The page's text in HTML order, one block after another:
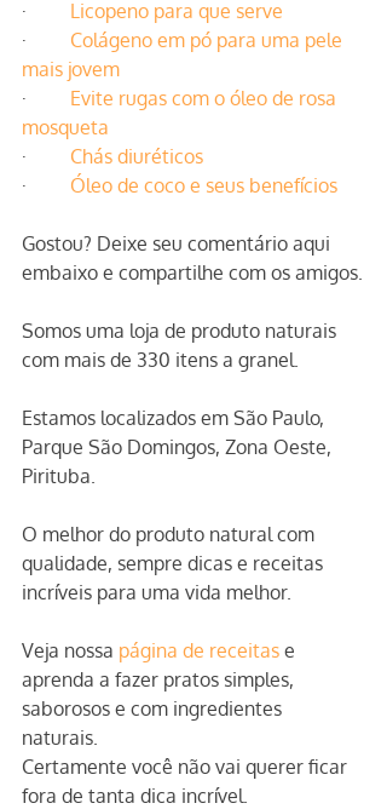
· Licopeno para que serve
· Colágeno em pó para uma pele
mais jovem
· Evite rugas com o óleo de rosa
mosqueta
· Chás diuréticos
· Óleo de coco e seus benefícios
Gostou? Deixe seu comentário aqui
embaixo e compartilhe com os amigos.
Somos uma loja de produto naturais
com mais de 330 itens a granel.
Estamos localizados em São Paulo,
Parque São Domingos, Zona Oeste,
Pirituba.
O melhor do produto natural com
qualidade, sempre dicas e receitas
incríveis para uma vida melhor.
Veja nossa página de receitas e
aprenda a fazer pratos simples,
saborosos e com ingredientes
naturais.
Certamente você não vai querer ficar
fora de tanta dica incrível.